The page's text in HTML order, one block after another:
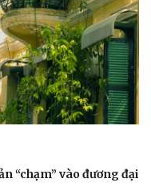
“chạm” vào đương đại